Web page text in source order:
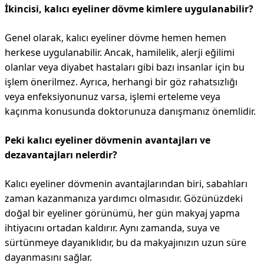
İkincisi, kalıcı eyeliner dövme kimlere uygulanabilir?
Genel olarak, kalıcı eyeliner dövme hemen hemen
herkese uygulanabilir. Ancak, hamilelik, alerji eğilimi
olanlar veya diyabet hastaları gibi bazı insanlar için bu
işlem önerilmez. Ayrıca, herhangi bir göz rahatsızlığı
veya enfeksiyonunuz varsa, işlemi erteleme veya
kaçınma konusunda doktorunuza danışmanız önemlidir.
Peki kalıcı eyeliner dövmenin avantajları ve
dezavantajları nelerdir?
Kalıcı eyeliner dövmenin avantajlarından biri, sabahları
zaman kazanmanıza yardımcı olmasıdır. Gözünüzdeki
doğal bir eyeliner görünümü, her gün makyaj yapma
ihtiyacını ortadan kaldırır. Aynı zamanda, suya ve
sürtünmeye dayanıklıdır, bu da makyajınızın uzun süre
dayanmasını sağlar.